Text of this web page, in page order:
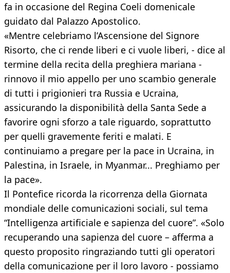
fa in occasione del Regina Coeli domenicale
guidato dal Palazzo Apostolico.
«Mentre celebriamo l’Ascensione del Signore
Risorto, che ci rende liberi e ci vuole liberi, - dice al
termine della recita della preghiera mariana -
rinnovo il mio appello per uno scambio generale
di tutti i prigionieri tra Russia e Ucraina,
assicurando la disponibilità della Santa Sede a
favorire ogni sforzo a tale riguardo, soprattutto
per quelli gravemente feriti e malati. E
continuiamo a pregare per la pace in Ucraina, in
Palestina, in Israele, in Myanmar... Preghiamo per
la pace».
Il Pontefice ricorda la ricorrenza della Giornata
mondiale delle comunicazioni sociali, sul tema
“Intelligenza artificiale e sapienza del cuore”. «Solo
recuperando una sapienza del cuore – afferma a
questo proposito ringraziando tutti gli operatori
della comunicazione per il loro lavoro - possiamo